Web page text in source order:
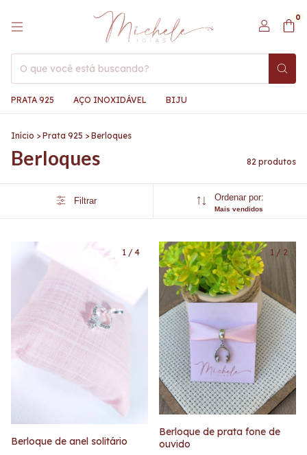
0
PRATA 925 AÇO INOXIDÁVEL BIJU
Início > Prata 925 > Berloques
Berloques 82 produtos
Filtrar Ordenar por:
Mais vendidos
1 / 4
Berloque de anel solitário
1 / 2
Berloque de prata fone de
ouvido